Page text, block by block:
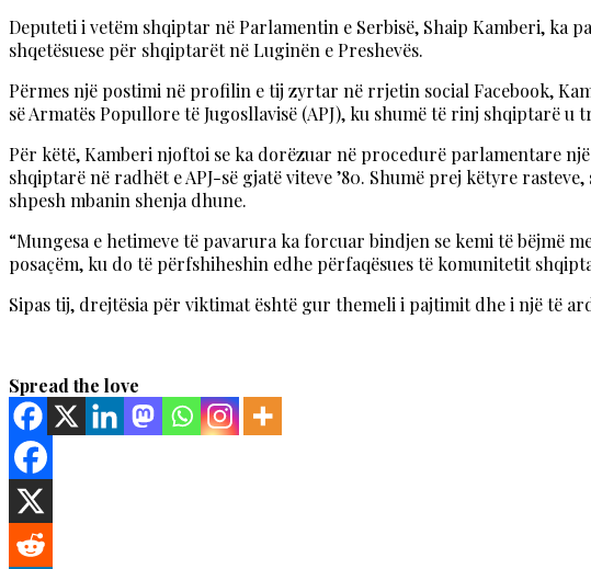
Deputeti i vetëm shqiptar në Parlamentin e Serbisë, Shaip Kamberi, ka
shqetësuese për shqiptarët në Luginën e Preshevës.
Përmes një postimi në profilin e tij zyrtar në rrjetin social Facebook,
së Armatës Popullore të Jugosllavisë (APJ), ku shumë të rinj shqiptarë
Për këtë, Kamberi njoftoi se ka dorëzuar në procedurë parlamentare
shqiptarë në radhët e APJ-së gjatë viteve ’80. Shumë prej këtyre
shpesh mbanin shenja dhune.
“Mungesa e hetimeve të pavarura ka forcuar bindjen se kemi të bëjmë
posaçëm, ku do të përfshiheshin edhe përfaqësues të komunitetit
Sipas tij, drejtësia për viktimat është gur themeli i pajtimit dhe i një të
Spread the love